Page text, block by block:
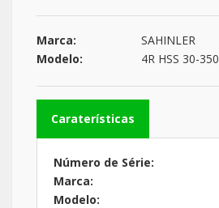
Marca:
SAHINLER
Modelo:
4R HSS 30-350
Caraterísticas
Número de Série:
Marca:
Modelo: